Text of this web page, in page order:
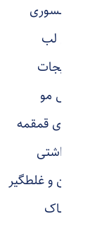
اکسسوری
بالم لب
بدلیجات
برس مو
بطری قمقمه
بهداشتی
پاکن و غلطگیر
پوشاک